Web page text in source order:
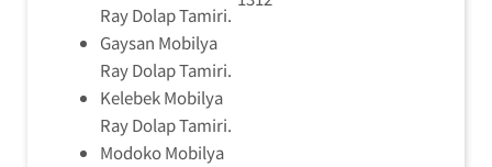
Ray Dolap Tamiri.
Gaysan Mobilya
Ray Dolap Tamiri.
Kelebek Mobilya
Ray Dolap Tamiri.
Modoko Mobilya